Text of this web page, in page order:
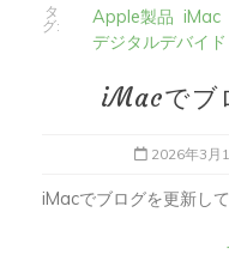
タ
グ:
Apple製品 iMac
デジタルデバイド
iMacでブ
2026年3月
iMacでブログを更新し